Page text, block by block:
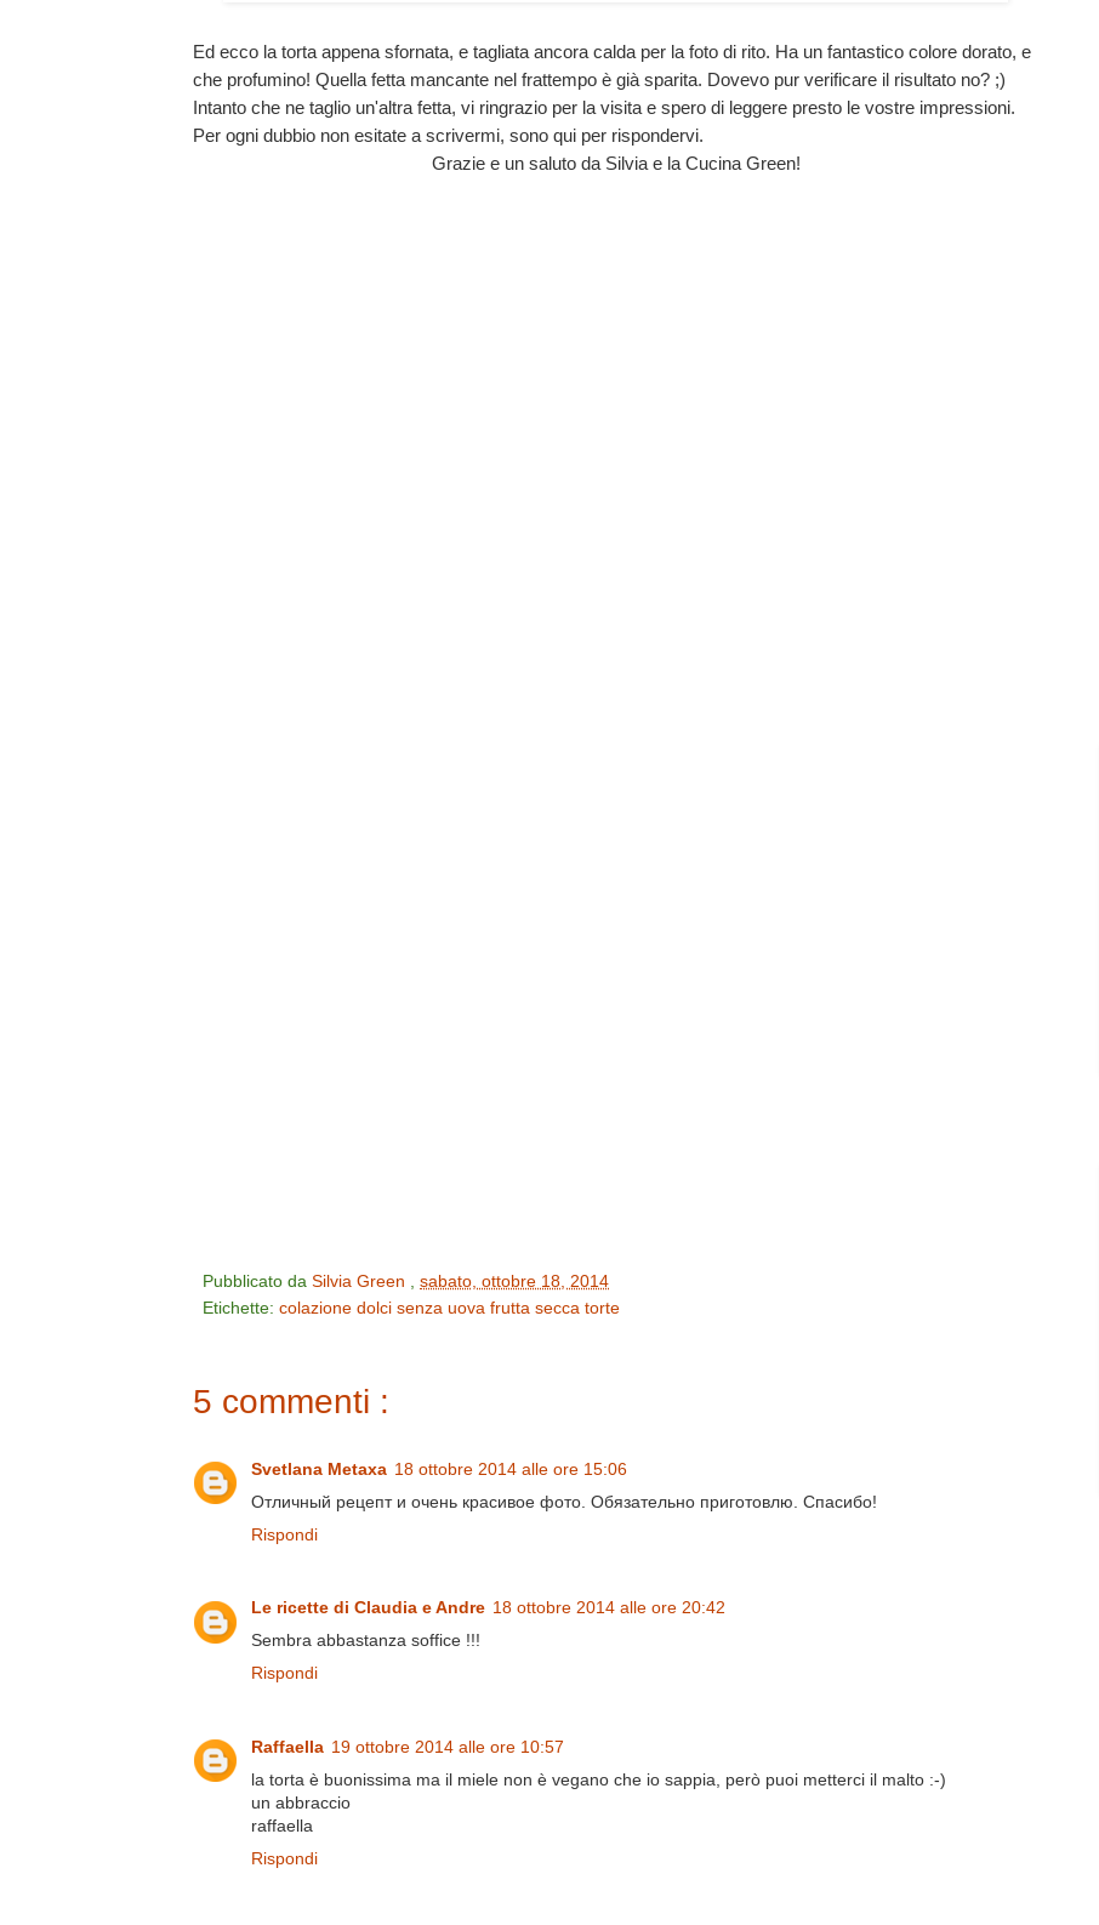
Ed ecco la torta appena sfornata, e tagliata ancora calda per la foto di rito. Ha un fantastico colore dorato, e
che profumino! Quella fetta mancante nel frattempo è già sparita. Dovevo pur verificare il risultato no? ;)
Intanto che ne taglio un'altra fetta, vi ringrazio per la visita e spero di leggere presto le vostre impressioni.
Per ogni dubbio non esitate a scrivermi, sono qui per rispondervi.
Grazie e un saluto da Silvia e la Cucina Green!
Pubblicato da Silvia Green
sabato, ottobre 18, 2014
Etichette: colazione dolci senza uova frutta secca torte
5 commenti :
Svetlana Metaxa 18 ottobre 2014 alle ore 15:06
Отличный рецепт и очень красивое фото. Обязательно приготовлю. Спасибо!
Rispondi
Le ricette di Claudia e Andre 18 ottobre 2014 alle ore 20:42
Sembra abbastanza soffice !!!
Rispondi
Raffaella 19 ottobre 2014 alle ore 10:57
la torta è buonissima ma il miele non è vegano che io sappia, però puoi metterci il malto :-)
un abbraccio
raffaella
Rispondi